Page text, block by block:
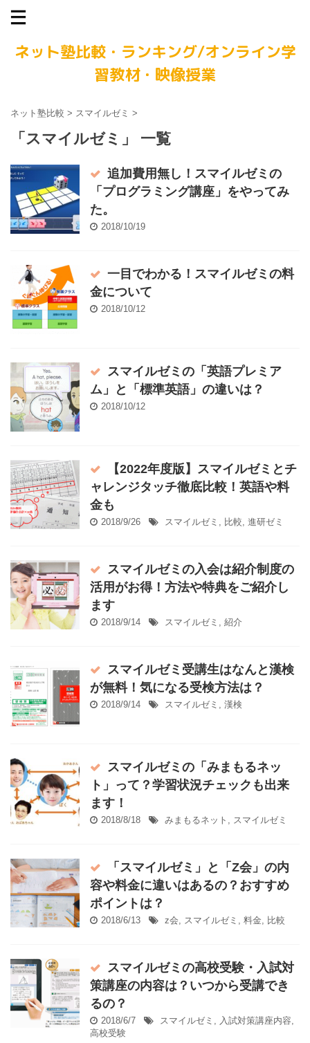
ネット塾比較・ランキング/オンライン学
習教材・映像授業
ネット塾比較 > スマイルゼミ >
「スマイルゼミ」 一覧
追加費用無し！スマイルゼミの
「プログラミング講座」をやってみ
た。
2018/10/19
一目でわかる！スマイルゼミの料
金について
2018/10/12
スマイルゼミの「英語プレミア
ム」と「標準英語」の違いは？
2018/10/12
【2022年度版】スマイルゼミとチ
ャレンジタッチ徹底比較！英語や料
金も
2018/9/26 スマイルゼミ , 比較, 進研ゼミ
スマイルゼミの入会は紹介制度の
活用がお得！方法や特典をご紹介し
ます
2018/9/14 スマイルゼミ , 紹介
スマイルゼミ受講生はなんと漢検
が無料！気になる受検方法は？
2018/9/14 スマイルゼミ , 漢検
スマイルゼミの「みまもるネッ
ト」って？学習状況チェックも出来
ます！
2018/8/18 みまもるネット , スマイルゼミ
「スマイルゼミ」と「Z会」の内
容や料金に違いはあるの？おすすめ
ポイントは？
2018/6/13 z会, スマイルゼミ , 料金, 比較
スマイルゼミの高校受験・入試対
策講座の内容は？いつから受講でき
るの？
2018/6/7 スマイルゼミ , 入試対策講座内容,
高校受験